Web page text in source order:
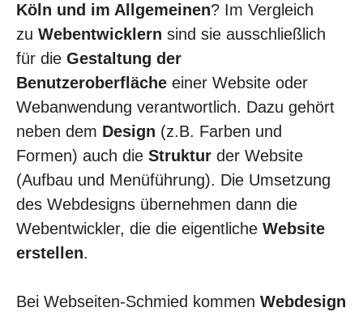
Köln und im Allgemeinen? Im Vergleich
zu Webentwicklern sind sie ausschließlich
für die Gestaltung der
Benutzeroberfläche einer Website oder
Webanwendung verantwortlich. Dazu gehört
neben dem Design (z.B. Farben und
Formen) auch die Struktur der Website
(Aufbau und Menüführung). Die Umsetzung
des Webdesigns übernehmen dann die
Webentwickler, die die eigentliche Website
erstellen.
Bei Webseiten-Schmied kommen Webdesign